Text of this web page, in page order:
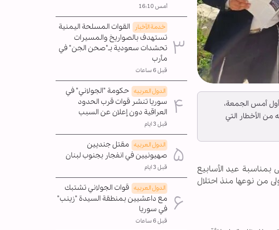
أمس الجمعة،
الأخطار التي
بمناسبة عيد الأسابيع
من نوعها منذ احتلال
أمس 16:10
خدمة الأخبار
القوات المسلحة اليمنية
تستهدف بالصواريخ والمسيرات
تحشدات سعودية بـ"صحن الجن" في
مأرب
قبل 6 ساعات
الدول العربیه حكومة "الجولاني" في
سوريا تنشر قوات قرب الحدود
العراقية دون إعلان عن السبب
قبل 3 ايام
الدول العربیه مقتل جنديين
صهيونيين في انفجار بجنوب لبنان
قبل 3 ايام
الدول العربیه قوات الجولاني تشتبك
مع داعشيين بمنطقة السيدة "زينب"
في سوريا
قبل 6 ساعات